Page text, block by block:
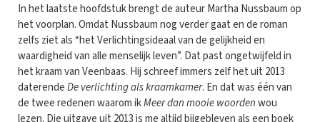
In het laatste hoofdstuk brengt de auteur Martha Nussbaum op
het voorplan. Omdat Nussbaum nog verder gaat en de roman
zelfs ziet als “het Verlichtingsideaal van de gelijkheid en
waardigheid van alle menselijk leven”. Dat past ongetwijfeld in
het kraam van Veenbaas. Hij schreef immers zelf het uit 2013
daterendeDe verlichting als kraamkamer. En dat was één van
de twee redenen waarom ikMeer dan mooie woordenwou
lezen. Die uitgave uit 2013 is me altijd bijgebleven als een boek